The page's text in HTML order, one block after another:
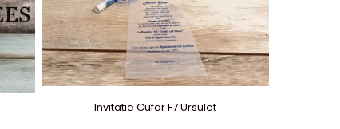
Invitatie Cufar F7 Ursulet